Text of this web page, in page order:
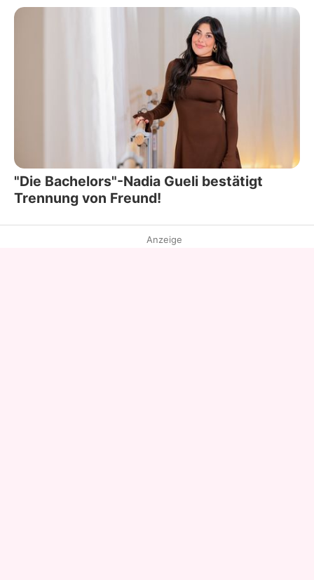
"Die Bachelors"-Nadia Gueli bestätigt
Trennung von Freund!
Anzeige